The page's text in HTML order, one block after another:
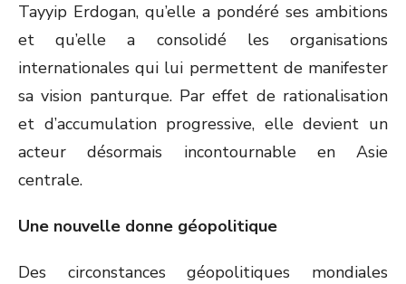
Tayyip Erdogan, qu’elle a pondéré ses ambitions
et qu’elle a consolidé les organisations
internationales qui lui permettent de manifester
sa vision panturque. Par effet de rationalisation
et d’accumulation progressive, elle devient un
acteur désormais incontournable en Asie
centrale.
Une nouvelle donne géopolitique
Des circonstances géopolitiques mondiales